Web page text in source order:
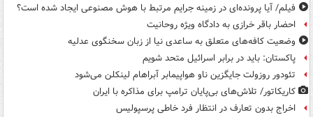
فیلم/ آیا پرونده‌ای در زمینه جرایم مرتبط با هوش مصنوعی ایجاد شده است؟
احضار باقر خرازی به دادگاه ویژه روحانیت
وضعیت کافه‌های متعلق به ساعدی نیا از زبان سخنگوی عدلیه
پاکستان: باید در برابر اسرائیل متحد شویم
تئودور روزولت جایگزین ناو هواپیمابر آبراهام لینکلن می‌شود
کاریکاتور/ تلاش‌های بی‌پایان ترامپ برای مذاکره با ایران
اخراج بدون تعارف در انتظار فرد خاطی پرسپولیس